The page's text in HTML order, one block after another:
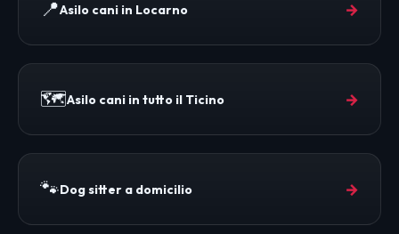
📍Asilo cani in Locarno →
🗺️Asilo cani in tutto il Ticino →
🐾Dog sitter a domicilio →